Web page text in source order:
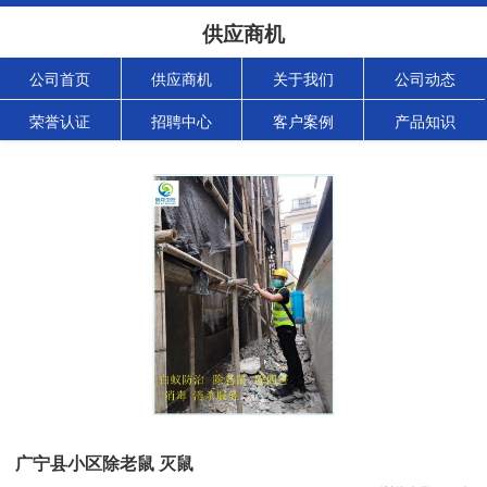
供应商机
公司首页 供应商机 关于我们 公司动态
荣誉认证 招聘中心 客户案例 产品知识
广宁县小区除老鼠 灭鼠